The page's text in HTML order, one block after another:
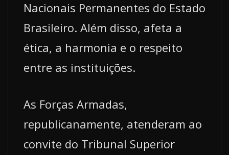
Nacionais Permanentes do Estado
Brasileiro. Além disso, afeta a
ética, a harmonia e o respeito
entre as instituições.
As Forças Armadas,
republicanamente, atenderam ao
convite do Tribunal Superior